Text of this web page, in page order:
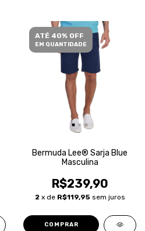
ATÉ 40% OFF
EM QUANTIDADE
Bermuda Lee® Sarja Blue
Masculina
R$239,90
2 x de R$119,95 sem juros
COMPRAR